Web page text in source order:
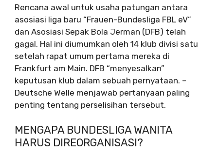
Rencana awal untuk usaha patungan antara
asosiasi liga baru “Frauen-Bundesliga FBL eV”
dan Asosiasi Sepak Bola Jerman (DFB) telah
gagal. Hal ini diumumkan oleh 14 klub divisi satu
setelah rapat umum pertama mereka di
Frankfurt am Main. DFB “menyesalkan”
keputusan klub dalam sebuah pernyataan. –
Deutsche Welle menjawab pertanyaan paling
penting tentang perselisihan tersebut.
MENGAPA BUNDESLIGA WANITA
HARUS DIREORGANISASI?